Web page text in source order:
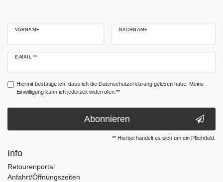
VORNAME NACHNAME
E-MAIL **
Newsletter
Hiermit bestätige ich, dass ich die Daten­schutz­erklärunggelesen habe. Meine
Einwilligung kann ich jederzeit widerrufen.**
Abonnieren
** Hierbei handelt es sich um ein Pflichtfeld.
Info
Retourenportal
Anfahrt/Öffnungszeiten